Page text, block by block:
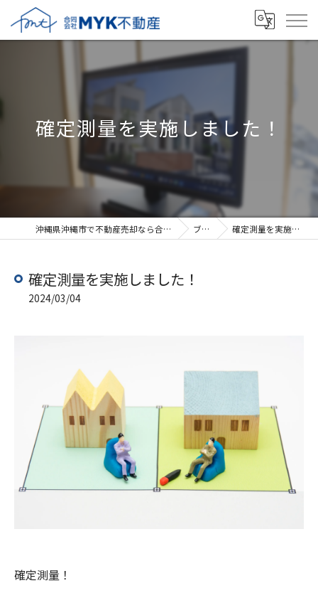
確定測量を実施しました！
沖縄県沖縄市で不動産売却なら合同会社MYK不動産 ブログ 確定測量を実施しました！
確定測量を実施しました！
2024/03/04
確定測量！